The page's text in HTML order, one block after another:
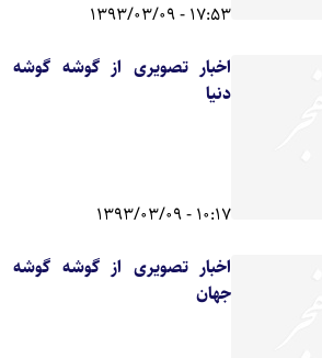
17:53 - 1393/03/09
اخبار تصویری از گوشه گوشه
دنیا
10:17 - 1393/03/09
اخبار تصویری از گوشه گوشه
جهان